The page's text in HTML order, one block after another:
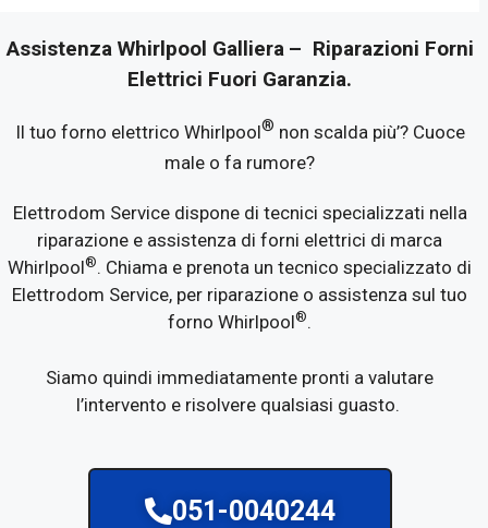
Assistenza Whirlpool Galliera – Riparazioni Forni
Elettrici Fuori Garanzia.
Il tuo forno elettrico Whirlpool® non scalda più’? Cuoce
male o fa rumore?
Elettrodom Service dispone di tecnici specializzati nella
riparazione e assistenza di forni elettrici di marca
Whirlpool®. Chiama e prenota un tecnico specializzato di
Elettrodom Service, per riparazione o assistenza sul tuo
forno Whirlpool®.
Siamo quindi immediatamente pronti a valutare
l’intervento e risolvere qualsiasi guasto.
051-0040244